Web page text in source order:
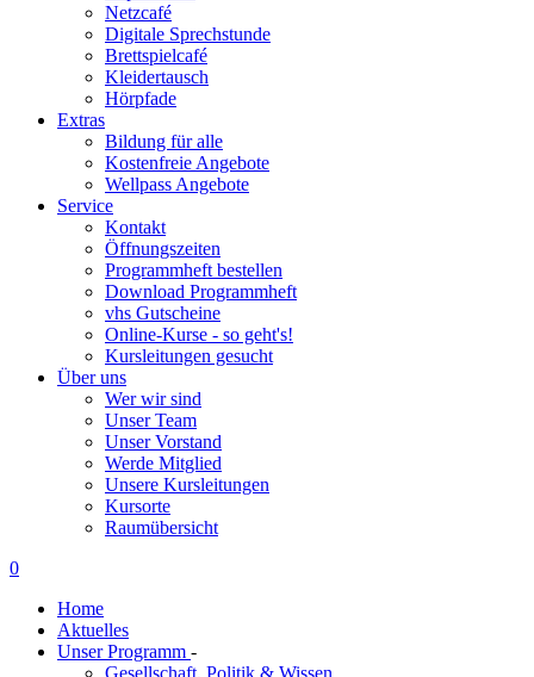
Netzcafé
Digitale Sprechstunde
Brettspielcafé
Kleidertausch
Hörpfade
Extras
Bildung für alle
Kostenfreie Angebote
Wellpass Angebote
Service
Kontakt
Öffnungszeiten
Programmheft bestellen
Download Programmheft
vhs Gutscheine
Online-Kurse - so geht's!
Kursleitungen gesucht
Über uns
Wer wir sind
Unser Team
Unser Vorstand
Werde Mitglied
Unsere Kursleitungen
Kursorte
Raumübersicht
0
Home
Aktuelles
Unser Programm -
Gesellschaft, Politik & Wissen